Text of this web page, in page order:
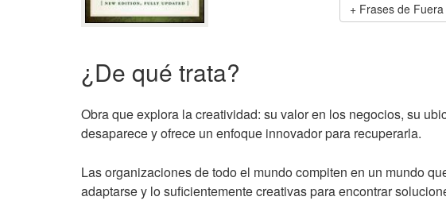
Frases de
¿De qué trata?
Obra que explora la creatividad: su valor en los negocios, su
desaparece y ofrece un enfoque innovador para recuperarla.
Las organizaciones de todo el mundo compiten en un mundo
adaptarse y lo suficientemente creativas para encontrar